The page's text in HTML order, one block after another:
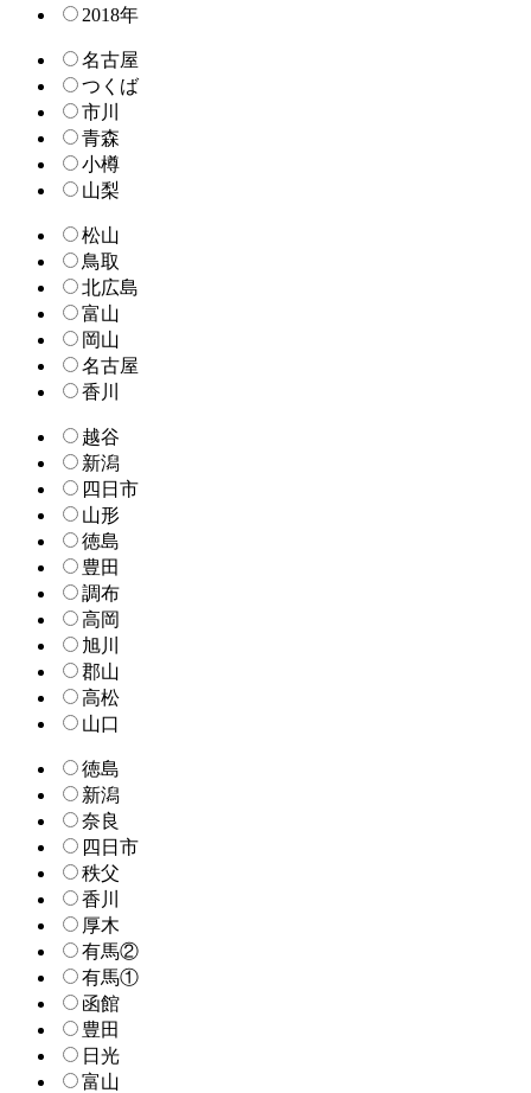
2018年
名古屋
つくば
市川
青森
小樽
山梨
松山
鳥取
北広島
富山
岡山
名古屋
香川
越谷
新潟
四日市
山形
徳島
豊田
調布
高岡
旭川
郡山
高松
山口
徳島
新潟
奈良
四日市
秩父
香川
厚木
有馬②
有馬①
函館
豊田
日光
富山